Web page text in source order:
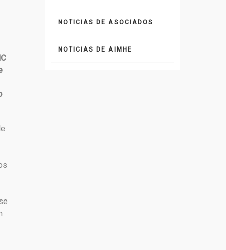
NOTICIAS DE ASOCIADOS
NOTICIAS DE AIMHE